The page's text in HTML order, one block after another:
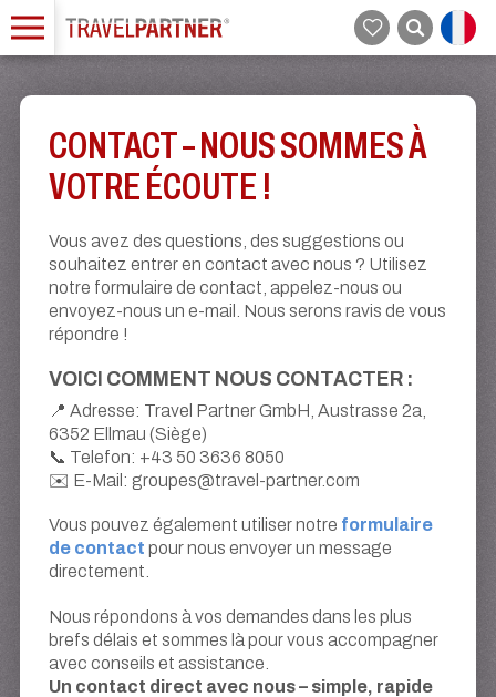
CONTACT – NOUS SOMMES À
VOTRE ÉCOUTE !
Vous avez des questions, des suggestions ou
souhaitez entrer en contact avec nous ? Utilisez
notre formulaire de contact, appelez-nous ou
envoyez-nous un e-mail. Nous serons ravis de vous
répondre !
VOICI COMMENT NOUS CONTACTER :
📍 Adresse: Travel Partner GmbH, Austrasse 2a,
6352 Ellmau (Siège)
📞 Telefon: +43 50 3636 8050
✉️ E-Mail: groupes@travel-partner.com
Vous pouvez également utiliser notre formulaire
de contactpour nous envoyer un message
directement.
Nous répondons à vos demandes dans les plus
brefs délais et sommes là pour vous accompagner
avec conseils et assistance.
Un contact direct avec nous – simple, rapide